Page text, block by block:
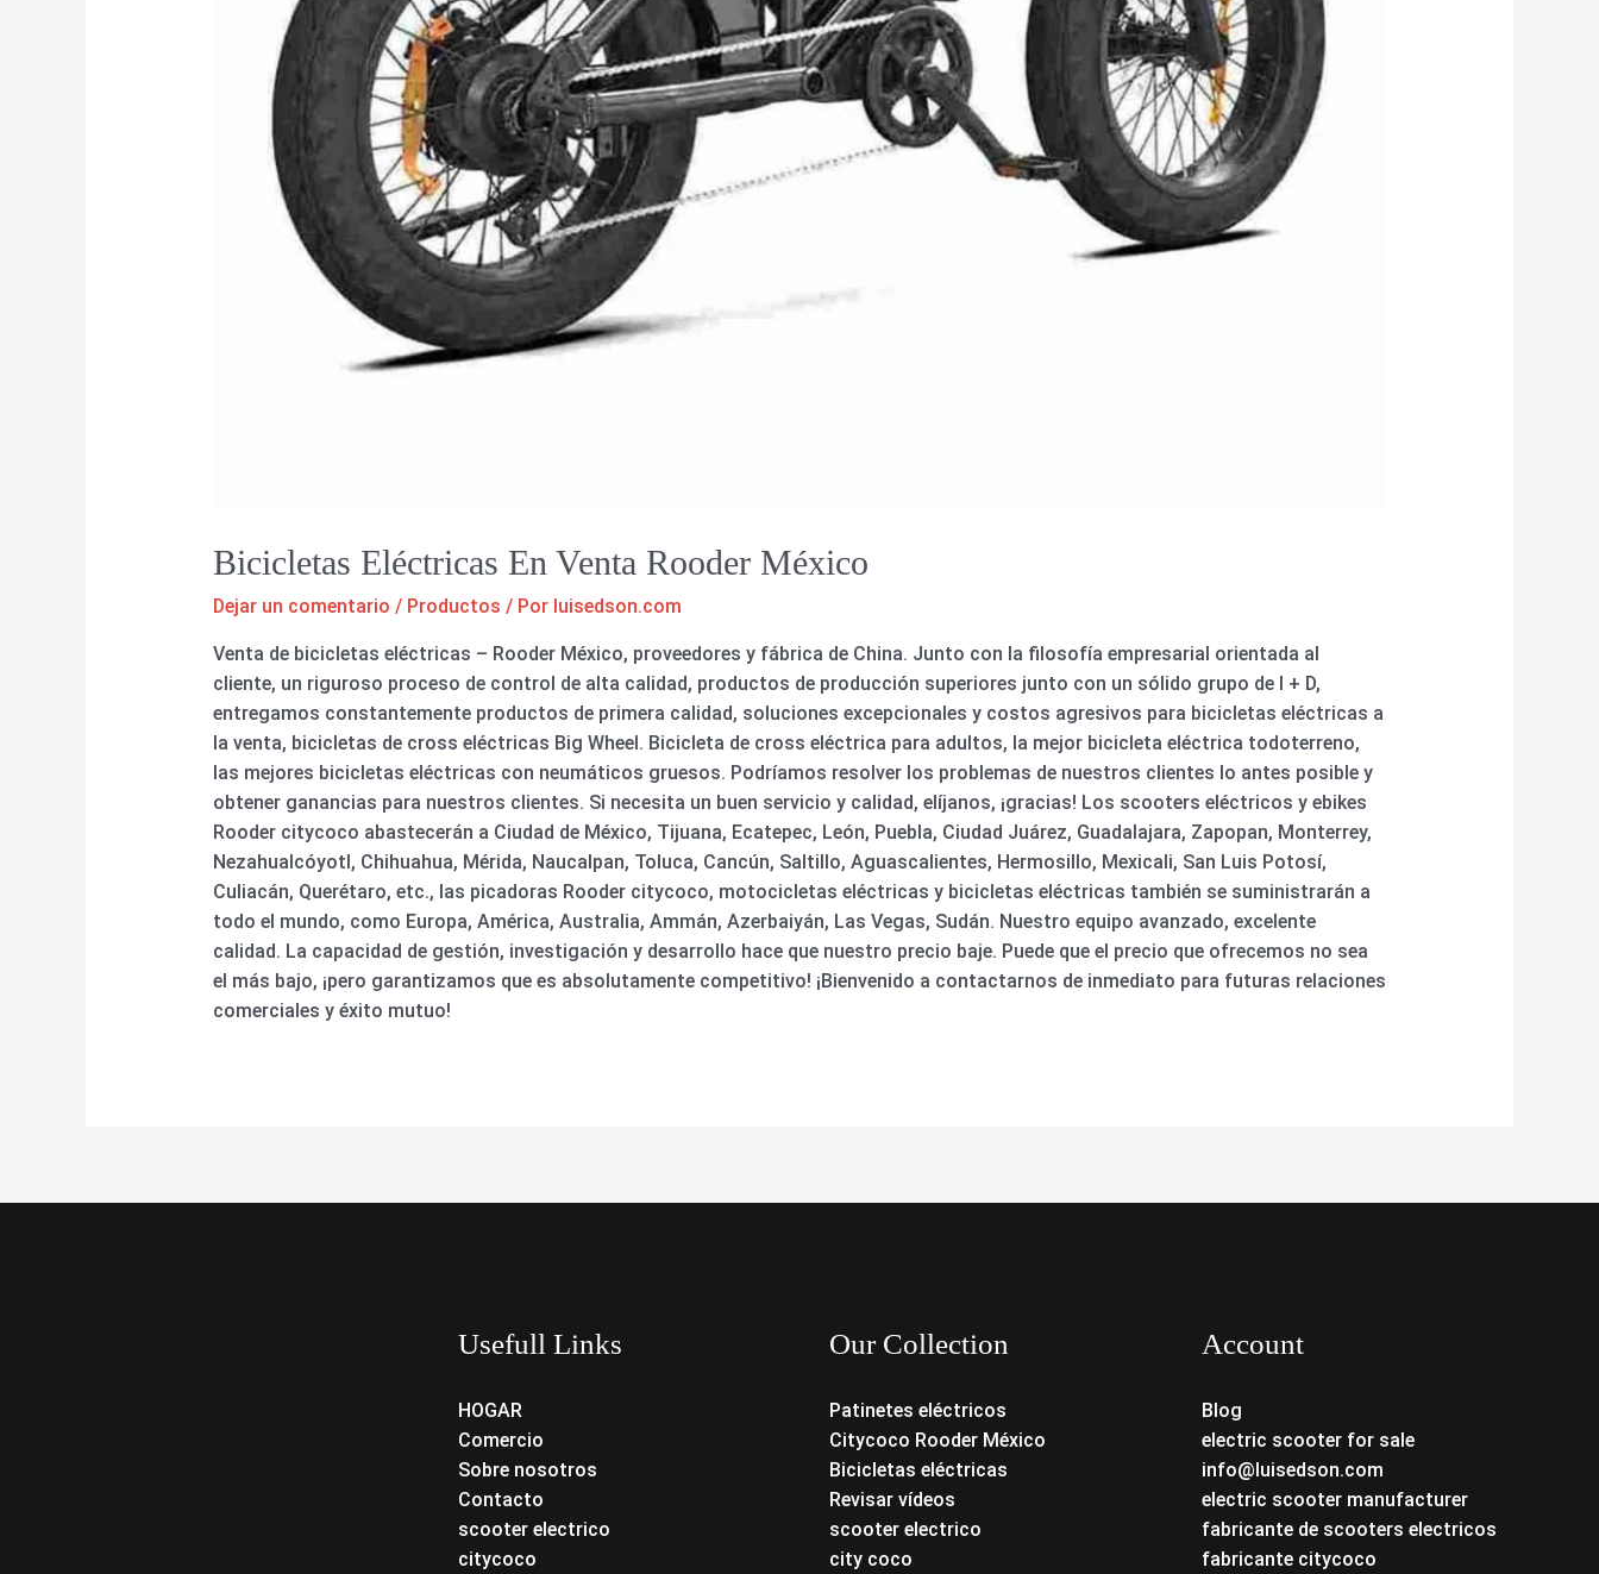
Bicicletas Eléctricas En Venta Rooder México
Dejar un comentario / Productos / Por luisedson.com
Venta de bicicletas eléctricas – Rooder México, proveedores y fábrica de China. Junto con la filosofía empresarial orientada al
cliente, un riguroso proceso de control de alta calidad, productos de producción superiores junto con un sólido grupo de I + D,
entregamos constantemente productos de primera calidad, soluciones excepcionales y costos agresivos para bicicletas eléctricas a
la venta, bicicletas de cross eléctricas Big Wheel. Bicicleta de cross eléctrica para adultos, la mejor bicicleta eléctrica todoterreno,
las mejores bicicletas eléctricas con neumáticos gruesos. Podríamos resolver los problemas de nuestros clientes lo antes posible y
obtener ganancias para nuestros clientes. Si necesita un buen servicio y calidad, elíjanos, ¡gracias! Los scooters eléctricos y ebikes
Rooder citycoco abastecerán a Ciudad de México, Tijuana, Ecatepec, León, Puebla, Ciudad Juárez, Guadalajara, Zapopan, Monterrey,
Nezahualcóyotl, Chihuahua, Mérida, Naucalpan, Toluca, Cancún, Saltillo, Aguascalientes, Hermosillo, Mexicali, San Luis Potosí,
Culiacán, Querétaro, etc., las picadoras Rooder citycoco, motocicletas eléctricas y bicicletas eléctricas también se suministrarán a
todo el mundo, como Europa, América, Australia, Ammán, Azerbaiyán, Las Vegas, Sudán. Nuestro equipo avanzado, excelente
calidad. La capacidad de gestión, investigación y desarrollo hace que nuestro precio baje. Puede que el precio que ofrecemos no sea
el más bajo, ¡pero garantizamos que es absolutamente competitivo! ¡Bienvenido a contactarnos de inmediato para futuras relaciones
comerciales y éxito mutuo!
Usefull Links
HOGAR
Comercio
Sobre nosotros
Contacto
scooter electrico
citycoco
Our Collection
Patinetes eléctricos
Citycoco Rooder México
Bicicletas eléctricas
Revisar vídeos
scooter electrico
city coco
Account
Blog
electric scooter for sale
info@luisedson.com
electric scooter manufacturer
fabricante de scooters electricos
fabricante citycoco